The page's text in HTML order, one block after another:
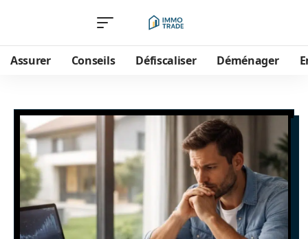
Assurer Conseils Défiscaliser Déménager